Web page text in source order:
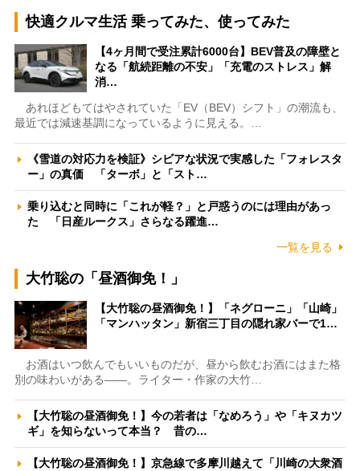
快適クルマ生活 乗ってみた、使ってみた
【4ヶ月間で受注累計6000台】BEV普及の障壁と
なる「航続距離の不安」「充電のストレス」解
消…
あれほどもてはやされていた「EV（BEV）シフト」の潮流も、
最近では減速基調になっているように見える。…
《雪道の対応力を検証》シビアな状況で実感した「フォレスタ
ー」の真価 「ターボ」と「スト…
乗り込むと同時に「これが軽？」と戸惑うのには理由があっ
た 「日産ルークス」さらなる躍進…
一覧を見る
大竹聡の「昼酒御免！」
【大竹聡の昼酒御免！】「ネグローニ」「山崎」
「マンハッタン」新宿三丁目の隠れ家バーで1…
お酒はいつ飲んでもいいものだが、昼から飲むお酒にはまた格
別の味わいがある――。ライター・作家の大竹…
【大竹聡の昼酒御免！】今の若者は「なめろう」や「キヌカツ
ギ」を知らないって本当？ 昔の…
【大竹聡の昼酒御免！】京急線で多摩川越えて「川崎の大衆酒